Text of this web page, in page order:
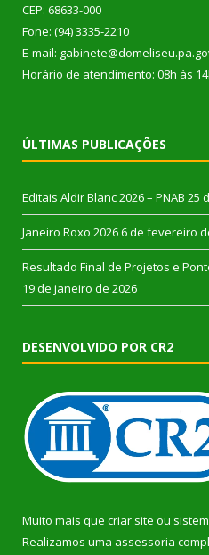
CEP: 68633-000
Fone: (94) 3335-2210
E-mail:
Horário de atendimento: 08h às
ÚLTIMAS PUBLICAÇÕES
Editais Aldir Blanc 2026 – PNAB 25
Janeiro Roxo 2026 6 de fevereiro
Resultado Final de Projetos e
19 de janeiro de 2026
DESENVOLVIDO POR CR2
Muito mais que criar site ou
Realizamos uma assessoria